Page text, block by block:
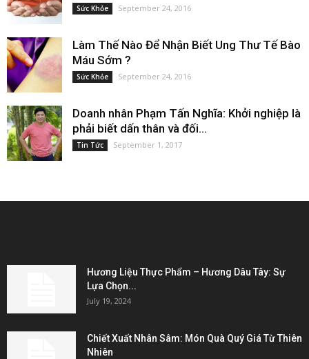
Sức Khỏe September 24, 2016
Làm Thế Nào Để Nhận Biết Ung Thư Tế Bào
Máu Sớm ?
Sức Khỏe September 24, 2016
Doanh nhân Phạm Tấn Nghĩa: Khởi nghiệp là
phải biết dấn thân và đối...
Tin Tức September 1, 2017
Hương Liệu Thực Phẩm – Hương Dâu Tây: Sự
Lựa Chọn...
July 19, 2024
Chiết Xuất Nhân Sâm: Món Quà Quý Giá Từ Thiên
Nhiên